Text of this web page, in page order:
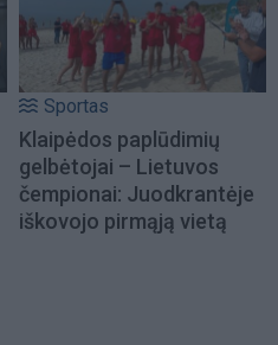
Sportas
Klaipėdos paplūdimių
gelbėtojai – Lietuvos
čempionai: Juodkrantėje
iškovojo pirmąją vietą